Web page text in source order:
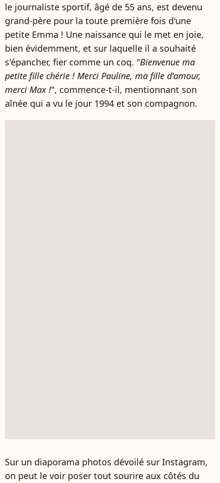
le journaliste sportif, âgé de 55 ans, est devenu
grand-père pour la toute première fois d'une
petite Emma ! Une naissance qui le met en joie,
bien évidemment, et sur laquelle il a souhaité
s'épancher, fier comme un coq. "Bienvenue ma
petite fille chérie ! Merci Pauline, ma fille d'amour,
merci Max !", commence-t-il, mentionnant son
aînée qui a vu le jour 1994 et son compagnon.
Sur un diaporama photos dévoilé sur Instagram,
on peut le voir poser tout sourire aux côtés du